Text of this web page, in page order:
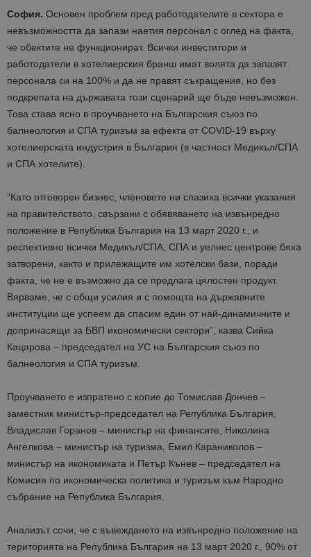
София. Основен проблем пред работодателите в сектора е
невъзможността да запази наетия персонал с оглед на факта,
че обектите не функционират. Всички инвеститори и
работодатели в хотелиерския бранш имат волята да запазят
персонала си на 100% и да не правят съкращения, но без
подкрепата на държавата този сценарий ще бъде невъзможен.
Това става ясно в проучването на Българския съюз по
балнеология и СПА туризъм за ефекта от COVID-19 върху
хотелиерската индустрия в България (в частност Медикъл/СПА
и СПА хотелите).
“Като отговорен бизнес, членовете ни спазиха всички указания
на правителството, свързани с обявяването на извънредно
положение в Република България на 13 март 2020 г., и
респективно всички Медикъл/СПА, СПА и уелнес центрове бяха
затворени, както и прилежащите им хотелски бази, поради
факта, че не е възможно да се предлага цялостен продукт.
Вярваме, че с общи усилия и с помощта на държавните
институции ще успеем да спасим един от най-динамичните и
допринасящи за БВП икономически сектори”, казва Сийка
Кацарова – председател на УС на Българския съюз по
балнеология и СПА туризъм.
Проучването е изпратено с копие до Томислав Дончев –
заместник министър-председател на Република България,
Владислав Горанов – министър на финансите, Николина
Ангелкова – министър на туризма, Емил Караниколов –
министър на икономиката и Петър Кънев – председател на
Комисия по икономическа политика и туризъм към Народно
събрание на Република България.
Анализът сочи, че с въвеждането на извънредно положение на
територията на Република България на 13 март 2020 г., 90% от